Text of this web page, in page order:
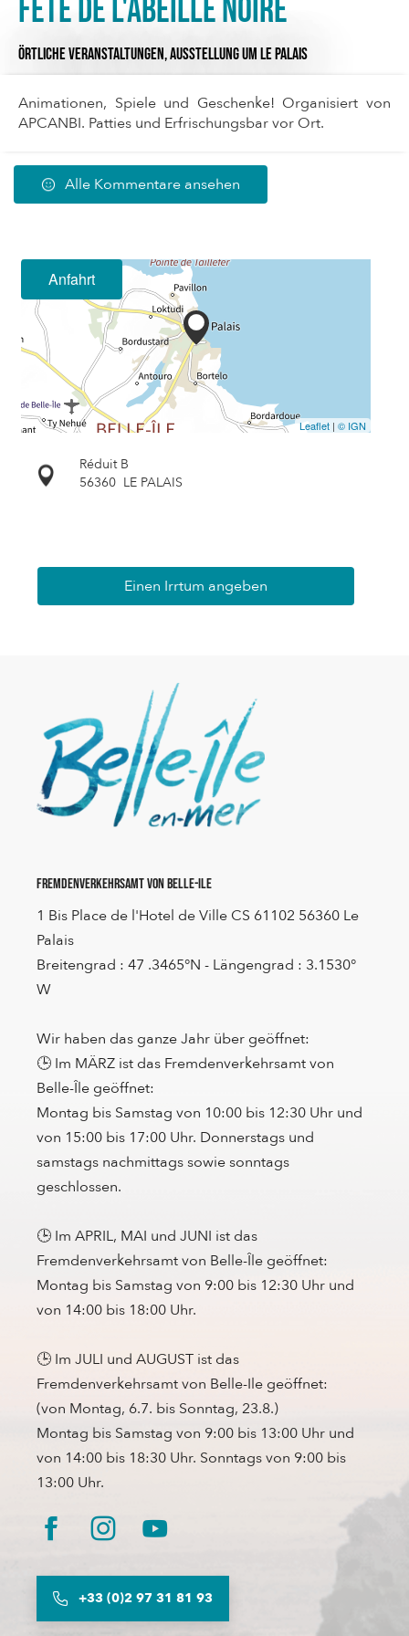
Fête de l'Abeille Noire
ÖRTLICHE VERANSTALTUNGEN,AUSSTELLUNGUM LE PALAIS
Animationen, Spiele und Geschenke! Organisiert von
APCANBI. Patties und Erfrischungsbar vor Ort.
Alle Kommentare ansehen
Anfahrt
Leaflet | © IGN
Réduit B
56360 LE PALAIS
Einen Irrtum angeben
Fremdenverkehrsamt von Belle-Ile
1 Bis Place de l'Hotel de Ville CS 61102 56360 Le
Palais
Breitengrad : 47 .3465°N - Längengrad : 3.1530°
W
Wir haben das ganze Jahr über geöffnet:
🕒 Im MÄRZ ist das Fremdenverkehrsamt von
Belle-Île geöffnet:
Montag bis Samstag von 10:00 bis 12:30 Uhr und
von 15:00 bis 17:00 Uhr. Donnerstags und
samstags nachmittags sowie sonntags
geschlossen.
🕒 Im APRIL, MAI und JUNI ist das
Fremdenverkehrsamt von Belle-Île geöffnet:
Montag bis Samstag von 9:00 bis 12:30 Uhr und
von 14:00 bis 18:00 Uhr.
🕒 Im JULI und AUGUST ist das
Fremdenverkehrsamt von Belle-Ile geöffnet:
(von Montag, 6.7. bis Sonntag, 23.8.)
Montag bis Samstag von 9:00 bis 13:00 Uhr und
von 14:00 bis 18:30 Uhr. Sonntags von 9:00 bis
13:00 Uhr.
+33 (0)2 97 31 81 93